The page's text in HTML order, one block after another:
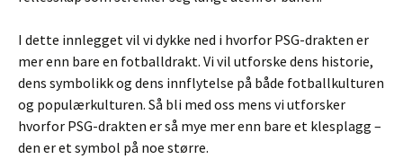
I dette innlegget vil vi dykke ned i hvorfor PSG-drakten er
mer enn bare en fotballdrakt. Vi vil utforske dens historie,
dens symbolikk og dens innflytelse på både fotballkulturen
og populærkulturen. Så bli med oss mens vi utforsker
hvorfor PSG-drakten er så mye mer enn bare et klesplagg –
den er et symbol på noe større.